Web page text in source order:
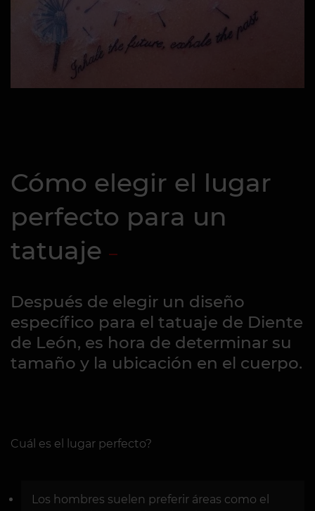
Cómo elegir el lugar
perfecto para un
tatuaje
Después de elegir un diseño
específico para el tatuaje de Diente
de León, es hora de determinar su
tamaño y la ubicación en el cuerpo.
Cuál es el lugar perfecto?
Los hombres suelen preferir áreas como el